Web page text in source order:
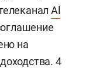
Al
на
4